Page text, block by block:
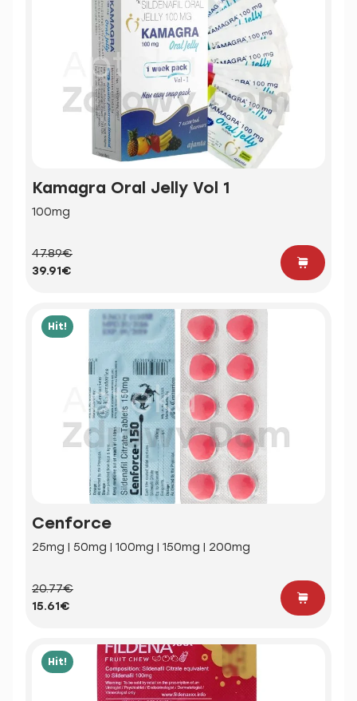
Kamagra Oral Jelly Vol 1
100mg
47.89€
39.91€
Hit!
Cenforce
25mg | 50mg | 100mg | 150mg | 200mg
20.77€
15.61€
Hit!